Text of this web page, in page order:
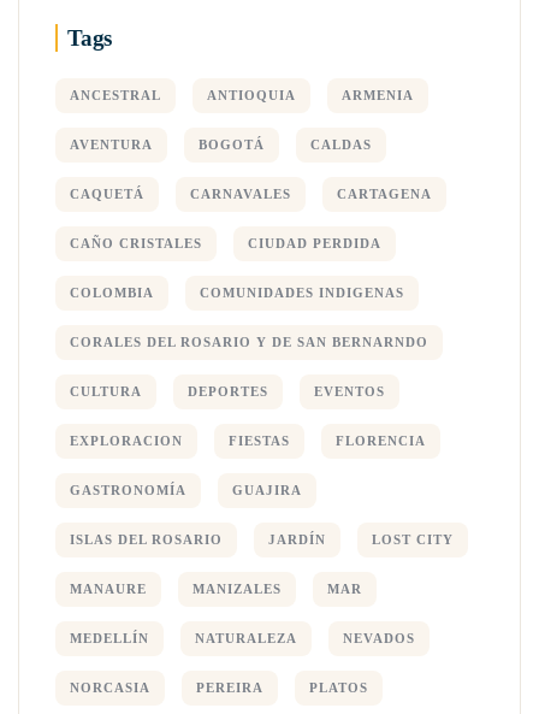
Tags
ANCESTRAL ANTIOQUIA ARMENIA
AVENTURA BOGOTÁ CALDAS
CAQUETÁ CARNAVALES CARTAGENA
CAÑO CRISTALES CIUDAD PERDIDA
COLOMBIA COMUNIDADES INDIGENAS
CORALES DEL ROSARIO Y DE SAN BERNARNDO
CULTURA DEPORTES EVENTOS
EXPLORACION FIESTAS FLORENCIA
GASTRONOMÍA GUAJIRA
ISLAS DEL ROSARIO JARDÍN LOST CITY
MANAURE MANIZALES MAR
MEDELLÍN NATURALEZA NEVADOS
NORCASIA PEREIRA PLATOS